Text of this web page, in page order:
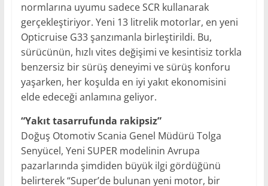
normlarına uyumu sadece SCR kullanarak
gerçekleştiriyor. Yeni 13 litrelik motorlar, en yeni
Opticruise G33 şanzımanla birleştirildi. Bu,
sürücünün, hızlı vites değişimi ve kesintisiz torkla
benzersiz bir sürüş deneyimi ve sürüş konforu
yaşarken, her koşulda en iyi yakıt ekonomisini
elde edeceği anlamına geliyor.
“Yakıt tasarrufunda rakipsiz”
Doğuş Otomotiv Scania Genel Müdürü Tolga
Senyücel, Yeni SUPER modelinin Avrupa
pazarlarında şimdiden büyük ilgi gördüğünü
belirterek “Super’de bulunan yeni motor, bir